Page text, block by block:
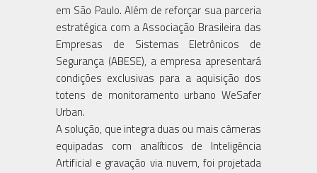
em São Paulo. Além de reforçar sua parceria
estratégica com a Associação Brasileira das
Empresas de Sistemas Eletrônicos de
Segurança (ABESE), a empresa apresentará
condições exclusivas para a aquisição dos
totens de monitoramento urbano WeSafer
Urban.
A solução, que integra duas ou mais câmeras
equipadas com analíticos de Inteligência
Artificial e gravação via nuvem, foi projetada